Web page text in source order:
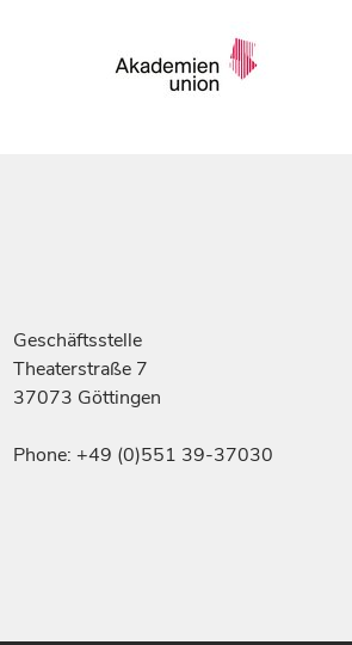
Geschäftsstelle
Theaterstraße 7
37073 Göttingen
Phone: +49 (0)551 39-37030